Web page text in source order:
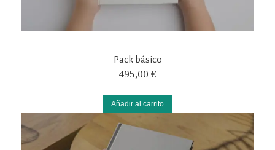
Pack básico
495,00 €
Añadir al carrito